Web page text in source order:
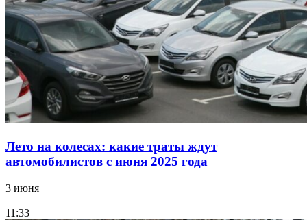
Лето на колесах: какие траты ждут
автомобилистов с июня 2025 года
3 июня
11:33